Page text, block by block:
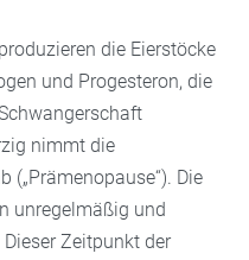
die Eierstöcke
und Progesteron, die
nimmt die
Die
unregelmäßig und
Zeitpunkt der